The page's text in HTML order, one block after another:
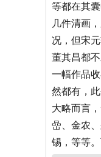
等都在其
几件清画
况，但宋
董其昌都
一幅作品
然都有，
大略而言
嵒、金农
锡，等等